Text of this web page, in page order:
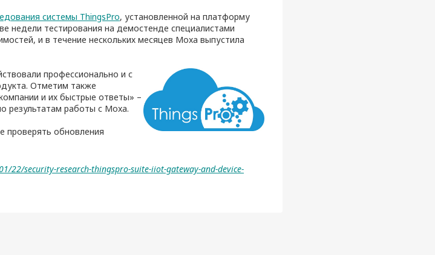
системы ThingsPro, установленной на платформу
недели тестирования на демостенде специалистами
и в течение нескольких месяцев Moxa выпустила
профессионально и с
Отметим также
и их быстрые ответы» –
результатам работы с Moxa.
проверять обновления
22/security-research-thingspro-suite-iiot-gateway-and-device-